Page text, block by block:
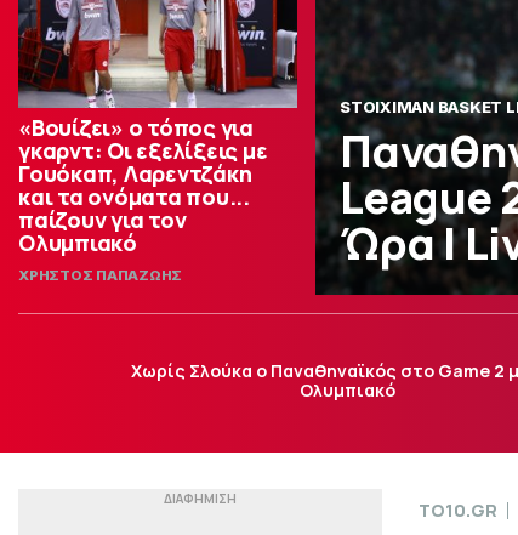
«Βουίζει» ο τόπος για
γκαρντ: Οι εξελίξεις με
Γουόκαπ, Λαρεντζάκη
και τα ονόματα που...
παίζουν για τον
Ολυμπιακό
ΧΡΗΣΤΟΣ ΠΑΠΑΖΩΗΣ
STOIXIMAN BASKET
League
Ώρα |
Χωρίς Σλούκα ο Παναθηναϊκός στο Game 2
Ολυμπιακό
TO10.GR